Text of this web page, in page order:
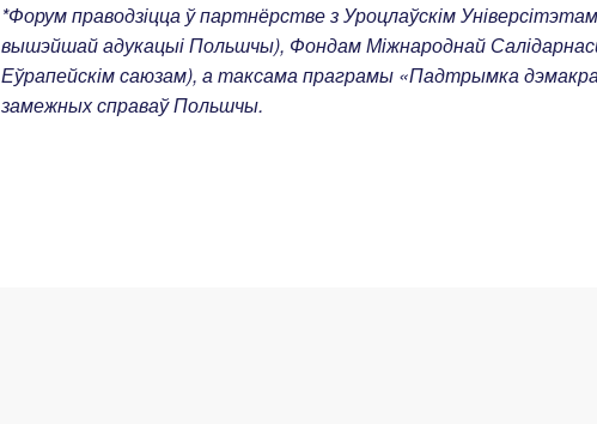
*Форум праводзіцца ў партнёрстве з Уроцлаўскім
вышэйшай адукацыі Польшчы), Фондам Міжнароднай
Еўрапейскім саюзам), а таксама праграмы «Падтрымка
замежных справаў Польшчы.